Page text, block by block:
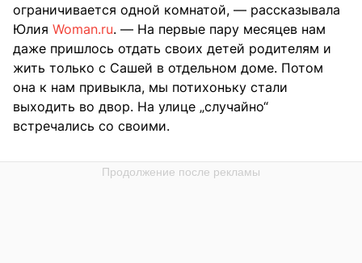
ограничивается одной комнатой, — рассказывала
Юлия Woman.ru. — На первые пару месяцев нам
даже пришлось отдать своих детей родителям и
жить только с Сашей в отдельном доме. Потом
она к нам привыкла, мы потихоньку стали
выходить во двор. На улице „случайно“
встречались со своими.